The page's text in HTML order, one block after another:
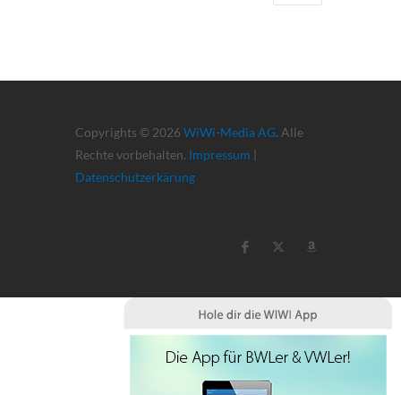
Copyrights © 2026 WiWi-Media AG. Alle
Rechte vorbehalten. Impressum |
Datenschutzerkärung